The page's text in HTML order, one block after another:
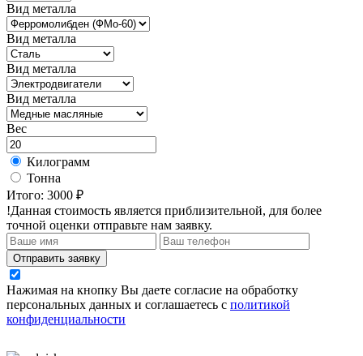
Вид металла
Вид металла
Вид металла
Вид металла
Вес
Килограмм
Тонна
Итого: 3000 ₽
!Данная стоимость является приблизительной, для более
точной оценки отправьте нам заявку.
Отправить заявку
Нажимая на кнопку Вы даете согласие на обработку
персональных данных и соглашаетесь с политикой
конфиденциальности